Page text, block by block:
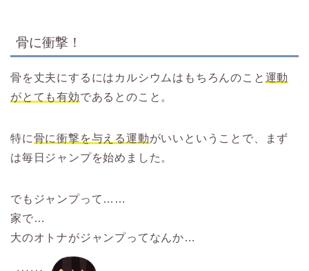
骨に衝撃！
骨を丈夫にするにはカルシウムはもちろんのこと 運動
がとても有効であるとのこと。
特に骨に衝撃を与える運動がいいということで、まず
は毎日ジャンプを始めました。
でもジャンプって……
家で…
大のオトナがジャンプってなんか…